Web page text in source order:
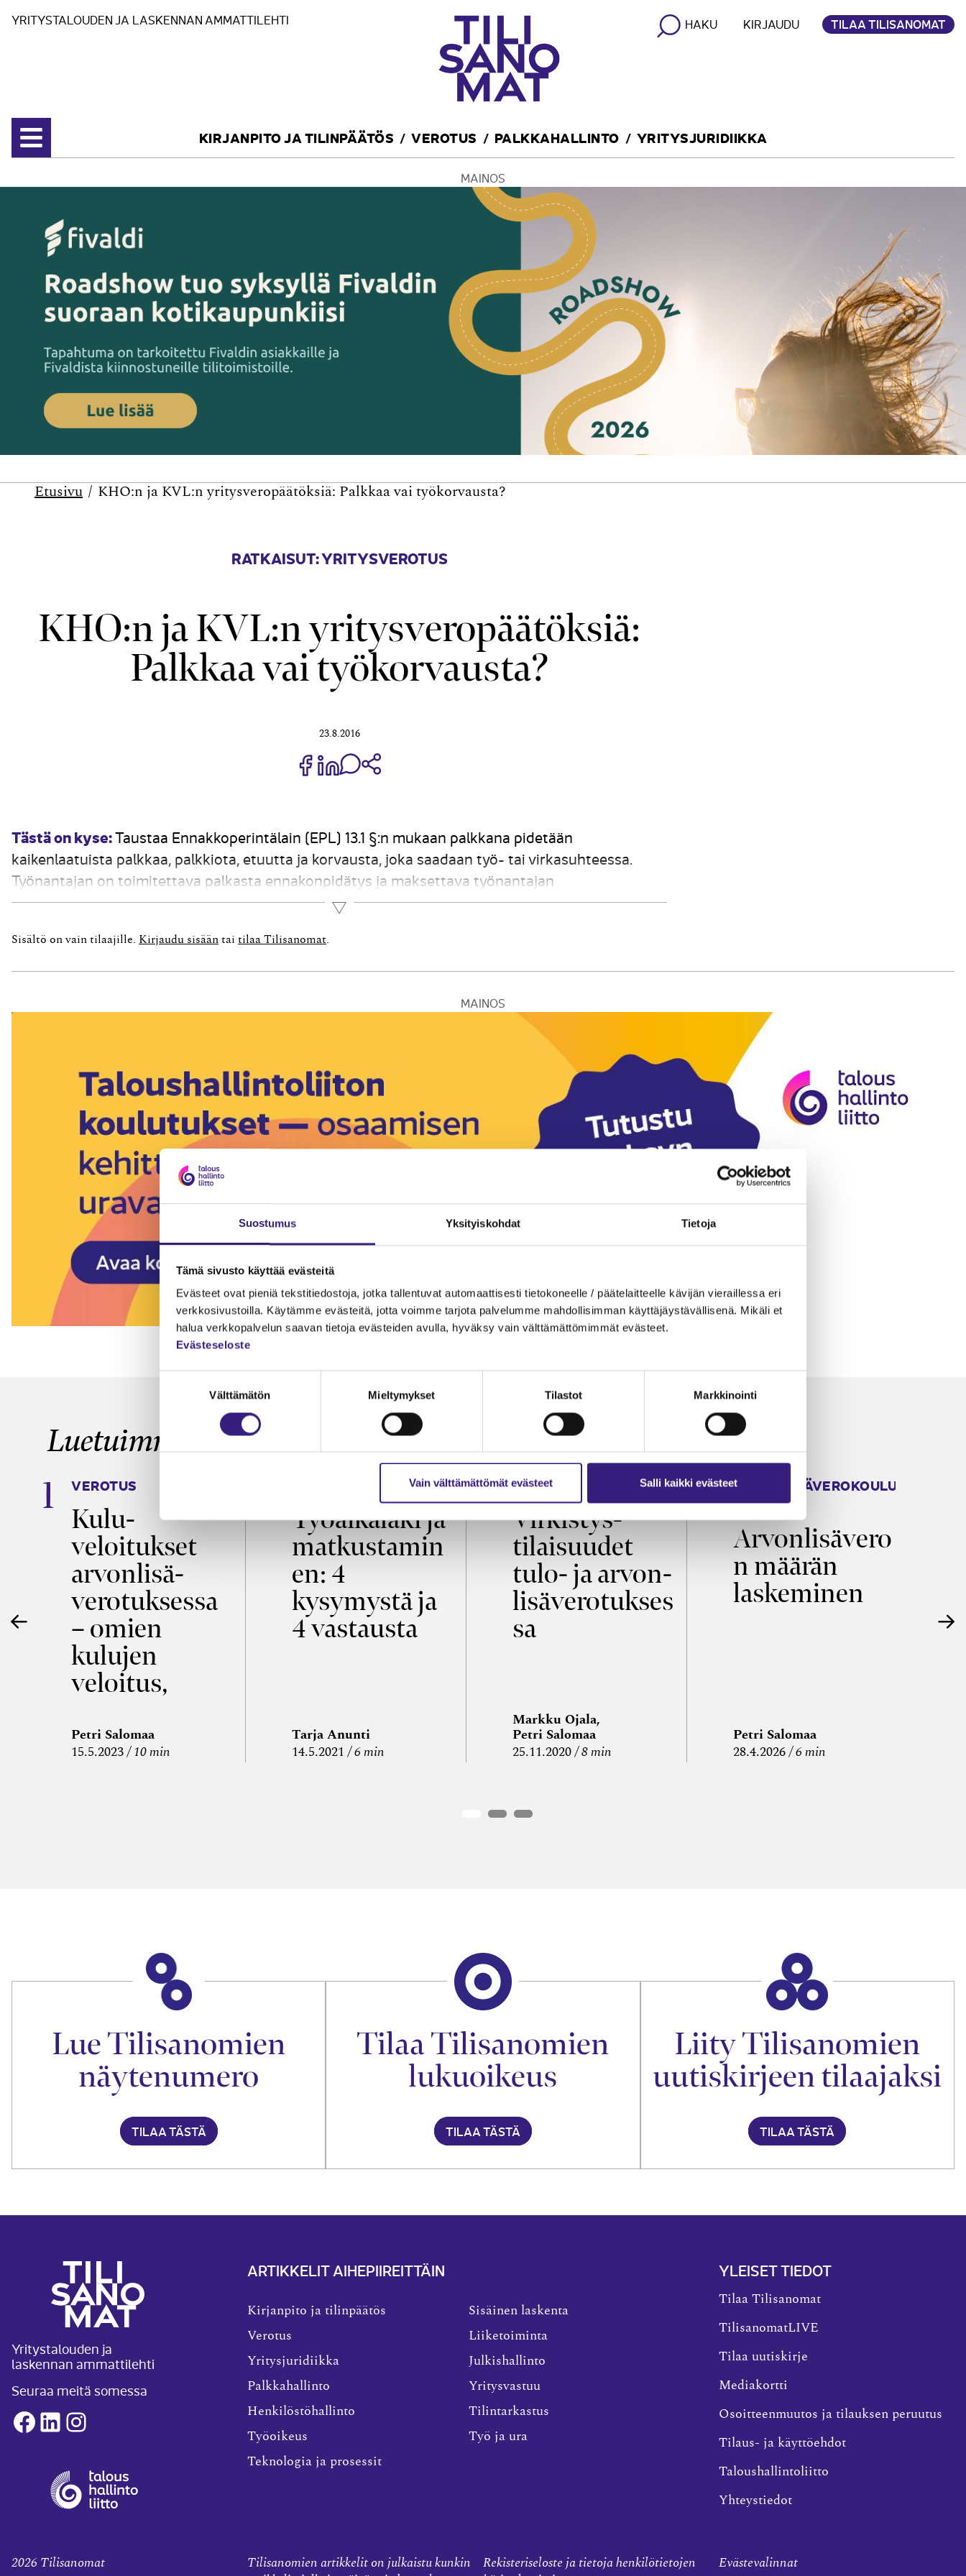
Suostumus Yksityiskohdat Tietoja
Tämä sivusto käyttää evästeitä
Evästeet ovat pieniä tekstitiedostoja, jotka tallentuvat automaattisesti tietokoneelle / päätelaitteelle kävijän vieraillessa eri
verkkosivustoilla. Käytämme evästeitä, jotta voimme tarjota palvelumme mahdollisimman käyttäjäystävällisenä. Mikäli et
halua verkkopalvelun saavan tietoja evästeiden avulla, hyväksy vain välttämättömimmät evästeet.
Evästeseloste
Välttämätön Mieltymykset Tilastot Markkinointi
Vain välttämättömät evästeet Salli kaikki evästeet
YRITYSTALOUDEN JA LASKENNAN AMMATTILEHTI HAKU KIRJAUDU TILAA TILISANOMAT
Avaa valikko
KIRJANPITO JA TILINPÄÄTÖS VEROTUS PALKKAHALLINTO YRITYSJURIDIIKKA
MAINOS
Etusivu KHO:n ja KVL:n yritysveropäätöksiä: Palkkaa vai työkorvausta?
RATKAISUT: YRITYSVEROTUS
KHO:n ja KVL:n yritysveropäätöksiä:
Palkkaa vai työkorvausta?
23.8.2016
Jaa Share on Facebook
Jaa Share on LinkedIn
Jaa WhatsApp-viestinä
Tästä on kyse:Taustaa Ennakkoperintälain (EPL) 13.1 §:n mukaan palkkana pidetään
kaikenlaatuista palkkaa, palkkiota, etuutta ja korvaus­ta, joka saadaan työ- tai virkasuhteessa.
Työnantajan on toimitettava palkasta ennakonpidätys ja maksettava työnantajan
sosiaaliturvamaksu. Työkorvauksena pidetään EPL 25.1 §:n 1 kohdan mukaan työstä, tehtävästä tai
Lue lisää
Sisältö on vain tilaajille. Kirjaudu sisään tai tilaa Tilisanomat
MAINOS
Luetuimmat
VEROTUS
Kulu­
veloitukset
arvon­lisä­
verotuksessa
– omien
kulujen
veloitus,
edelleen­
veloitus ja
Petri Salomaa
15.5.2023 10 min
Työaikalaki ja
matkustamin
en: 4
kysymystä ja
4 vastausta
Tarja Anunti
14.5.2021
6 min
VEROTUS
Virkistys­
tilaisuudet
tulo- ja arvon­
lisäverotukses
sa
Markku Ojala,
Petri Salomaa
25.11.2020 8 min
ARVONLISÄVEROKOULU
2026
Arvonlisävero
n määrän
laskeminen
Petri Salomaa
28.4.2026 6 min
Lue Tilisanomien
näytenumero
TILAA TÄSTÄ
Tilaa Tilisanomien
lukuoikeus
TILAA TÄSTÄ
Liity Tilisanomien
uutiskirjeen tilaajaksi
TILAA TÄSTÄ
Yritystalouden ja
laskennan ammattilehti
Seuraa meitä somessa
Facebook
LinkedInInstagram
ARTIKKELIT AIHEPIIREITTÄIN
Kirjanpito ja tilinpäätös
Verotus
Yritysjuridiikka
Palkkahallinto
Henkilöstöhallinto
Työoikeus
Teknologia ja prosessit
Sisäinen laskenta
Liiketoiminta
Julkishallinto
Yritysvastuu
Tilintarkastus
Työ ja ura
YLEISET TIEDOT
Tilaa Tilisanomat
TilisanomatLIVE
Tilaa uutiskirje
Mediakortti
Osoitteenmuutos ja tilauksen peruutus
Tilaus- ja käyttöehdot
Taloushallintoliitto
Yhteystiedot
2026 Tilisanomat
Tilisanomien artikkelit on julkaistu kunkin
Rekisteriseloste ja tietoja henkilötietojen
Evästevalinnat